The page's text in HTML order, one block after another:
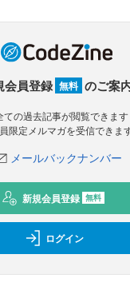
会員登録 無料 のご案
ての過去記事が閲覧できます
員限定メルマガを受信できま
メールバックナンバー
新規会員登録 無料
ログイン